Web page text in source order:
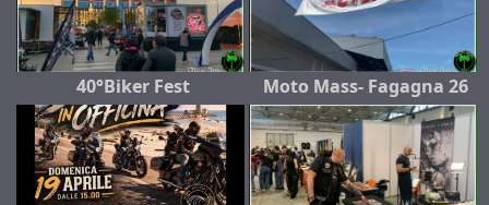
40°Biker Fest Moto Mass- Fagagna 26